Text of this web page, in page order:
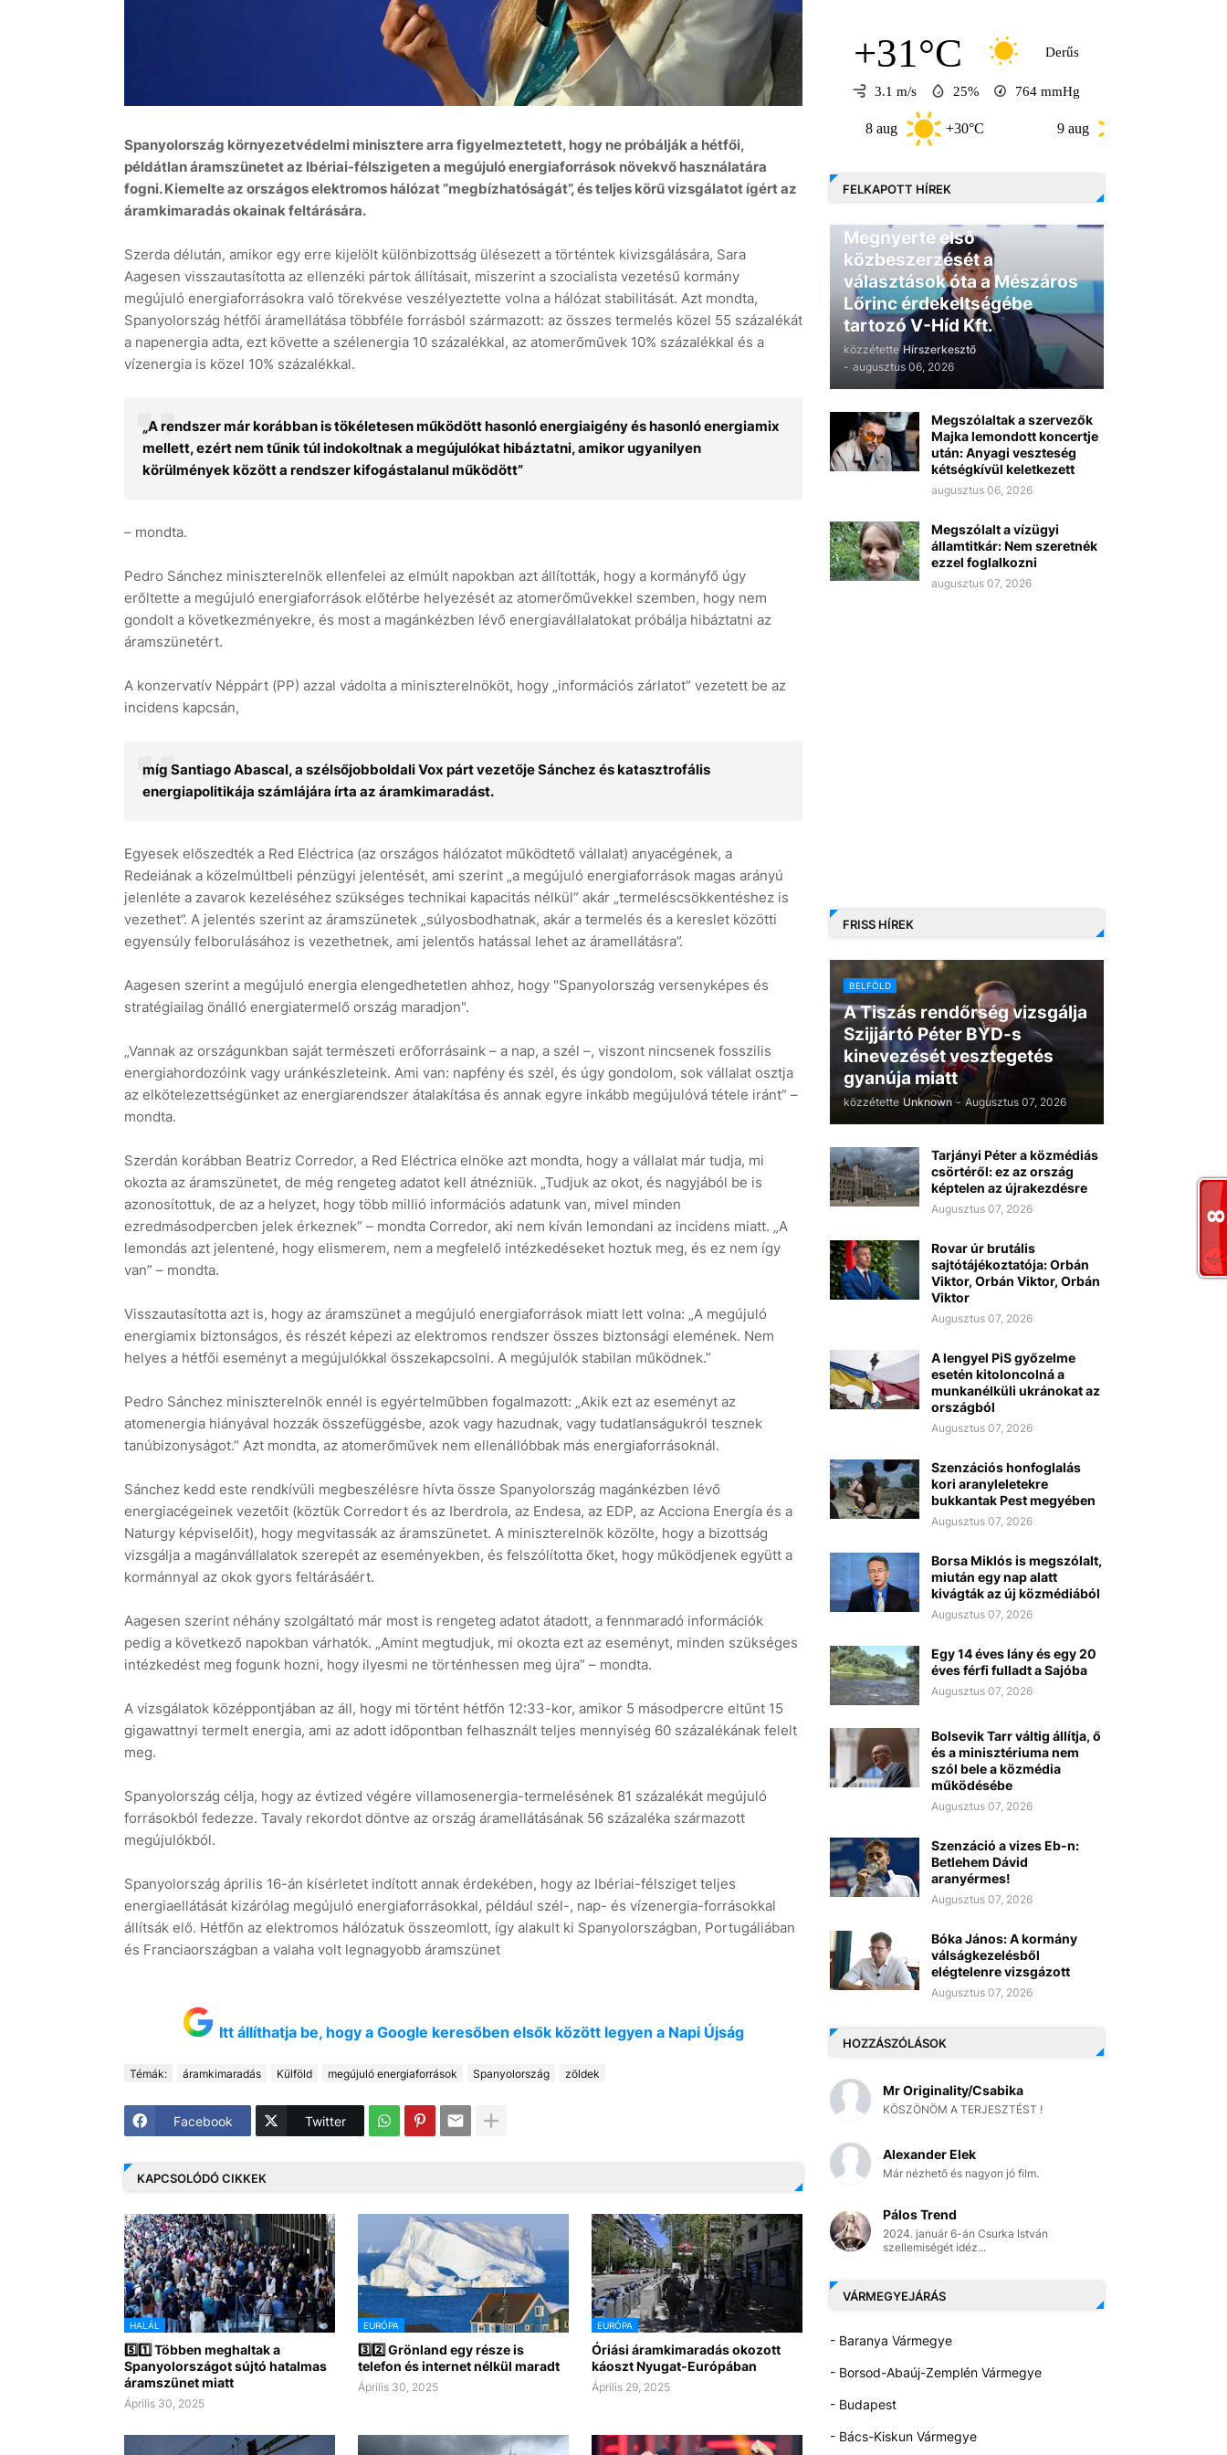
Spanyolország környezetvédelmi minisztere arra figyelmeztetett, hogy ne próbálják a hétfői,
példátlan áramszünetet az Ibériai-félszigeten a megújuló energiaforrások növekvő használatára
fogni. Kiemelte az országos elektromos hálózat “megbízhatóságát”, és teljes körű vizsgálatot ígért az
áramkimaradás okainak feltárására.
Szerda délután, amikor egy erre kijelölt különbizottság ülésezett a történtek kivizsgálására, Sara
Aagesen visszautasította az ellenzéki pártok állításait, miszerint a szocialista vezetésű kormány
megújuló energiaforrásokra való törekvése veszélyeztette volna a hálózat stabilitását. Azt mondta,
Spanyolország hétfői áramellátása többféle forrásból származott: az összes termelés közel 55 százalékát
a napenergia adta, ezt követte a szélenergia 10 százalékkal, az atomerőművek 10% százalékkal és a
vízenergia is közel 10% százalékkal.
„A rendszer már korábban is tökéletesen működött hasonló energiaigény és hasonló energiamix
mellett, ezért nem tűnik túl indokoltnak a megújulókat hibáztatni, amikor ugyanilyen
körülmények között a rendszer kifogástalanul működött”
– mondta.
Pedro Sánchez miniszterelnök ellenfelei az elmúlt napokban azt állították, hogy a kormányfő úgy
erőltette a megújuló energiaforrások előtérbe helyezését az atomerőművekkel szemben, hogy nem
gondolt a következményekre, és most a magánkézben lévő energiavállalatokat próbálja hibáztatni az
áramszünetért.
A konzervatív Néppárt (PP) azzal vádolta a miniszterelnököt, hogy „információs zárlatot” vezetett be az
incidens kapcsán,
míg Santiago Abascal, a szélsőjobboldali Vox párt vezetője Sánchez és katasztrofális
energiapolitikája számlájára írta az áramkimaradást.
Egyesek előszedték a Red Eléctrica (az országos hálózatot működtető vállalat) anyacégének, a
Redeiának a közelmúltbeli pénzügyi jelentését, ami szerint „a megújuló energiaforrások magas arányú
jelenléte a zavarok kezeléséhez szükséges technikai kapacitás nélkül” akár „termeléscsökkentéshez is
vezethet”. A jelentés szerint az áramszünetek „súlyosbodhatnak, akár a termelés és a kereslet közötti
egyensúly felborulásához is vezethetnek, ami jelentős hatással lehet az áramellátásra”.
Aagesen szerint a megújuló energia elengedhetetlen ahhoz, hogy "Spanyolország versenyképes és
stratégiailag önálló energiatermelő ország maradjon".
„Vannak az országunkban saját természeti erőforrásaink – a nap, a szél –, viszont nincsenek fosszilis
energiahordozóink vagy uránkészleteink. Ami van: napfény és szél, és úgy gondolom, sok vállalat osztja
az elkötelezettségünket az energiarendszer átalakítása és annak egyre inkább megújulóvá tétele iránt” –
mondta.
Szerdán korábban Beatriz Corredor, a Red Eléctrica elnöke azt mondta, hogy a vállalat már tudja, mi
okozta az áramszünetet, de még rengeteg adatot kell átnézniük. „Tudjuk az okot, és nagyjából be is
azonosítottuk, de az a helyzet, hogy több millió információs adatunk van, mivel minden
ezredmásodpercben jelek érkeznek” – mondta Corredor, aki nem kíván lemondani az incidens miatt. „A
lemondás azt jelentené, hogy elismerem, nem a megfelelő intézkedéseket hoztuk meg, és ez nem így
van” – mondta.
Visszautasította azt is, hogy az áramszünet a megújuló energiaforrások miatt lett volna: „A megújuló
energiamix biztonságos, és részét képezi az elektromos rendszer összes biztonsági elemének. Nem
helyes a hétfői eseményt a megújulókkal összekapcsolni. A megújulók stabilan működnek.”
Pedro Sánchez miniszterelnök ennél is egyértelműbben fogalmazott: „Akik ezt az eseményt az
atomenergia hiányával hozzák összefüggésbe, azok vagy hazudnak, vagy tudatlanságukról tesznek
tanúbizonyságot.” Azt mondta, az atomerőművek nem ellenállóbbak más energiaforrásoknál.
Sánchez kedd este rendkívüli megbeszélésre hívta össze Spanyolország magánkézben lévő
energiacégeinek vezetőit (köztük Corredort és az Iberdrola, az Endesa, az EDP, az Acciona Energía és a
Naturgy képviselőit), hogy megvitassák az áramszünetet. A miniszterelnök közölte, hogy a bizottság
vizsgálja a magánvállalatok szerepét az eseményekben, és felszólította őket, hogy működjenek együtt a
kormánnyal az okok gyors feltárásáért.
Aagesen szerint néhány szolgáltató már most is rengeteg adatot átadott, a fennmaradó információk
pedig a következő napokban várhatók. „Amint megtudjuk, mi okozta ezt az eseményt, minden szükséges
intézkedést meg fogunk hozni, hogy ilyesmi ne történhessen meg újra” – mondta.
A vizsgálatok középpontjában az áll, hogy mi történt hétfőn 12:33-kor, amikor 5 másodpercre eltűnt 15
gigawattnyi termelt energia, ami az adott időpontban felhasznált teljes mennyiség 60 százalékának felelt
meg.
Spanyolország célja, hogy az évtized végére villamosenergia-termelésének 81 százalékát megújuló
forrásokból fedezze. Tavaly rekordot döntve az ország áramellátásának 56 százaléka származott
megújulókból.
Spanyolország április 16-án kísérletet indított annak érdekében, hogy az Ibériai-félsziget teljes
energiaellátását kizárólag megújuló energiaforrásokkal, például szél-, nap- és vízenergia-forrásokkal
állítsák elő. Hétfőn az elektromos hálózatuk összeomlott, így alakult ki Spanyolországban, Portugáliában
és Franciaországban a valaha volt legnagyobb áramszünet
Itt állíthatja be, hogy a Google keresőben elsők között legyen a Napi Újság
Témák: áramkimaradás Külföld megújuló energiaforrások Spanyolország zöldek
Facebook Twitter
KAPCSOLÓDÓ CIKKEK
HALÁL
5️⃣1️⃣ Többen meghaltak a
Spanyolországot sújtó hatalmas
áramszünet miatt
Április 30, 2025
EURÓPA
3️⃣2️⃣ Grönland egy része is
telefon és internet nélkül maradt
Április 30, 2025
EURÓPA
Óriási áramkimaradás okozott
káoszt Nyugat-Európában
Április 29, 2025
+31°C Derűs
3.1 m/s 25% 764 mmHg
+30°C +30°C
FELKAPOTT HÍREK
Megnyerte első
közbeszerzését a
választások óta a Mészáros
Lőrinc érdekeltségébe
tartozó V-Híd Kft.
közzétette Hírszerkesztő
- augusztus 06, 2026
Megszólaltak a szervezők
Majka lemondott koncertje
után: Anyagi veszteség
kétségkívül keletkezett
augusztus 06, 2026
Megszólalt a vízügyi
államtitkár: Nem szeretnék
ezzel foglalkozni
augusztus 07, 2026
FRISS HÍREK
BELFÖLD
A Tiszás rendőrség vizsgálja
Szijjártó Péter BYD-s
kinevezését vesztegetés
gyanúja miatt
közzétette Unknown - Augusztus 07, 2026
Tarjányi Péter a közmédiás
csörtéről: ez az ország
képtelen az újrakezdésre
Augusztus 07, 2026
Rovar úr brutális
sajtótájékoztatója: Orbán
Viktor, Orbán Viktor, Orbán
Viktor
Augusztus 07, 2026
A lengyel PiS győzelme
esetén kitoloncolná a
munkanélküli ukránokat az
országból
Augusztus 07, 2026
Szenzációs honfoglalás
kori aranyleletekre
bukkantak Pest megyében
Augusztus 07, 2026
Borsa Miklós is megszólalt,
miután egy nap alatt
kivágták az új közmédiából
Augusztus 07, 2026
Egy 14 éves lány és egy 20
éves férfi fulladt a Sajóba
Augusztus 07, 2026
Bolsevik Tarr váltig állítja, ő
és a minisztériuma nem
szól bele a közmédia
működésébe
Augusztus 07, 2026
Szenzáció a vizes Eb-n:
Betlehem Dávid
aranyérmes!
Augusztus 07, 2026
Bóka János: A kormány
válságkezelésből
elégtelenre vizsgázott
Augusztus 07, 2026
HOZZÁSZÓLÁSOK
Mr Originality/Csabika
KÖSZÖNÖM A TERJESZTÉST !
Alexander Elek
Már nézhető és nagyon jó film.
Pálos Trend
2024. január 6-án Csurka István
szellemiségét idéz...
VÁRMEGYEJÁRÁS
- Baranya Vármegye
- Borsod-Abaúj-Zemplén Vármegye
- Budapest
- Bács-Kiskun Vármegye